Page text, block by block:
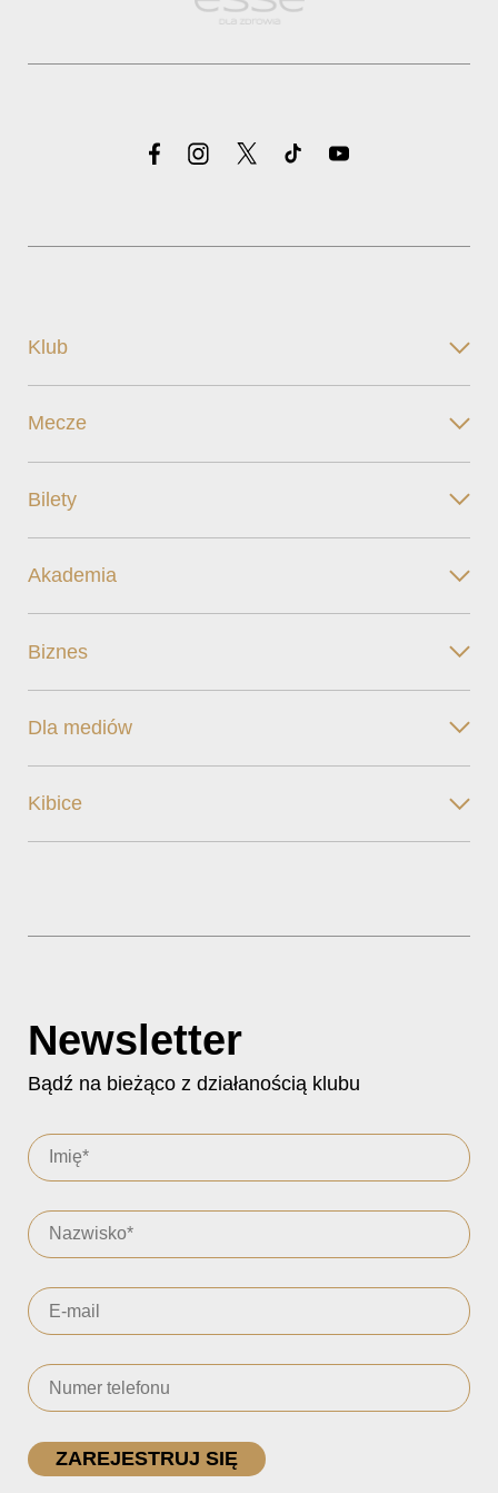
Klub
Mecze
Bilety
Akademia
Biznes
Dla mediów
Kibice
Newsletter
Bądź na bieżąco z działanością klubu